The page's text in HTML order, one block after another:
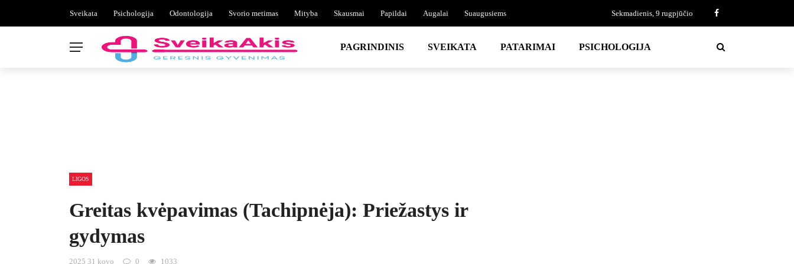
Sveikata Psichologija Odontologija Svorio metimas Mityba Skausmai Papildai Augalai Suaugusiems Sekmadienis, 9 rugpjūčio
PAGRINDINIS SVEIKATA PATARIMAI PSICHOLOGIJA
LIGOS
Greitas kvėpavimas (Tachipnėja): Priežastys ir
gydymas
2025 31 kovo 0 1033